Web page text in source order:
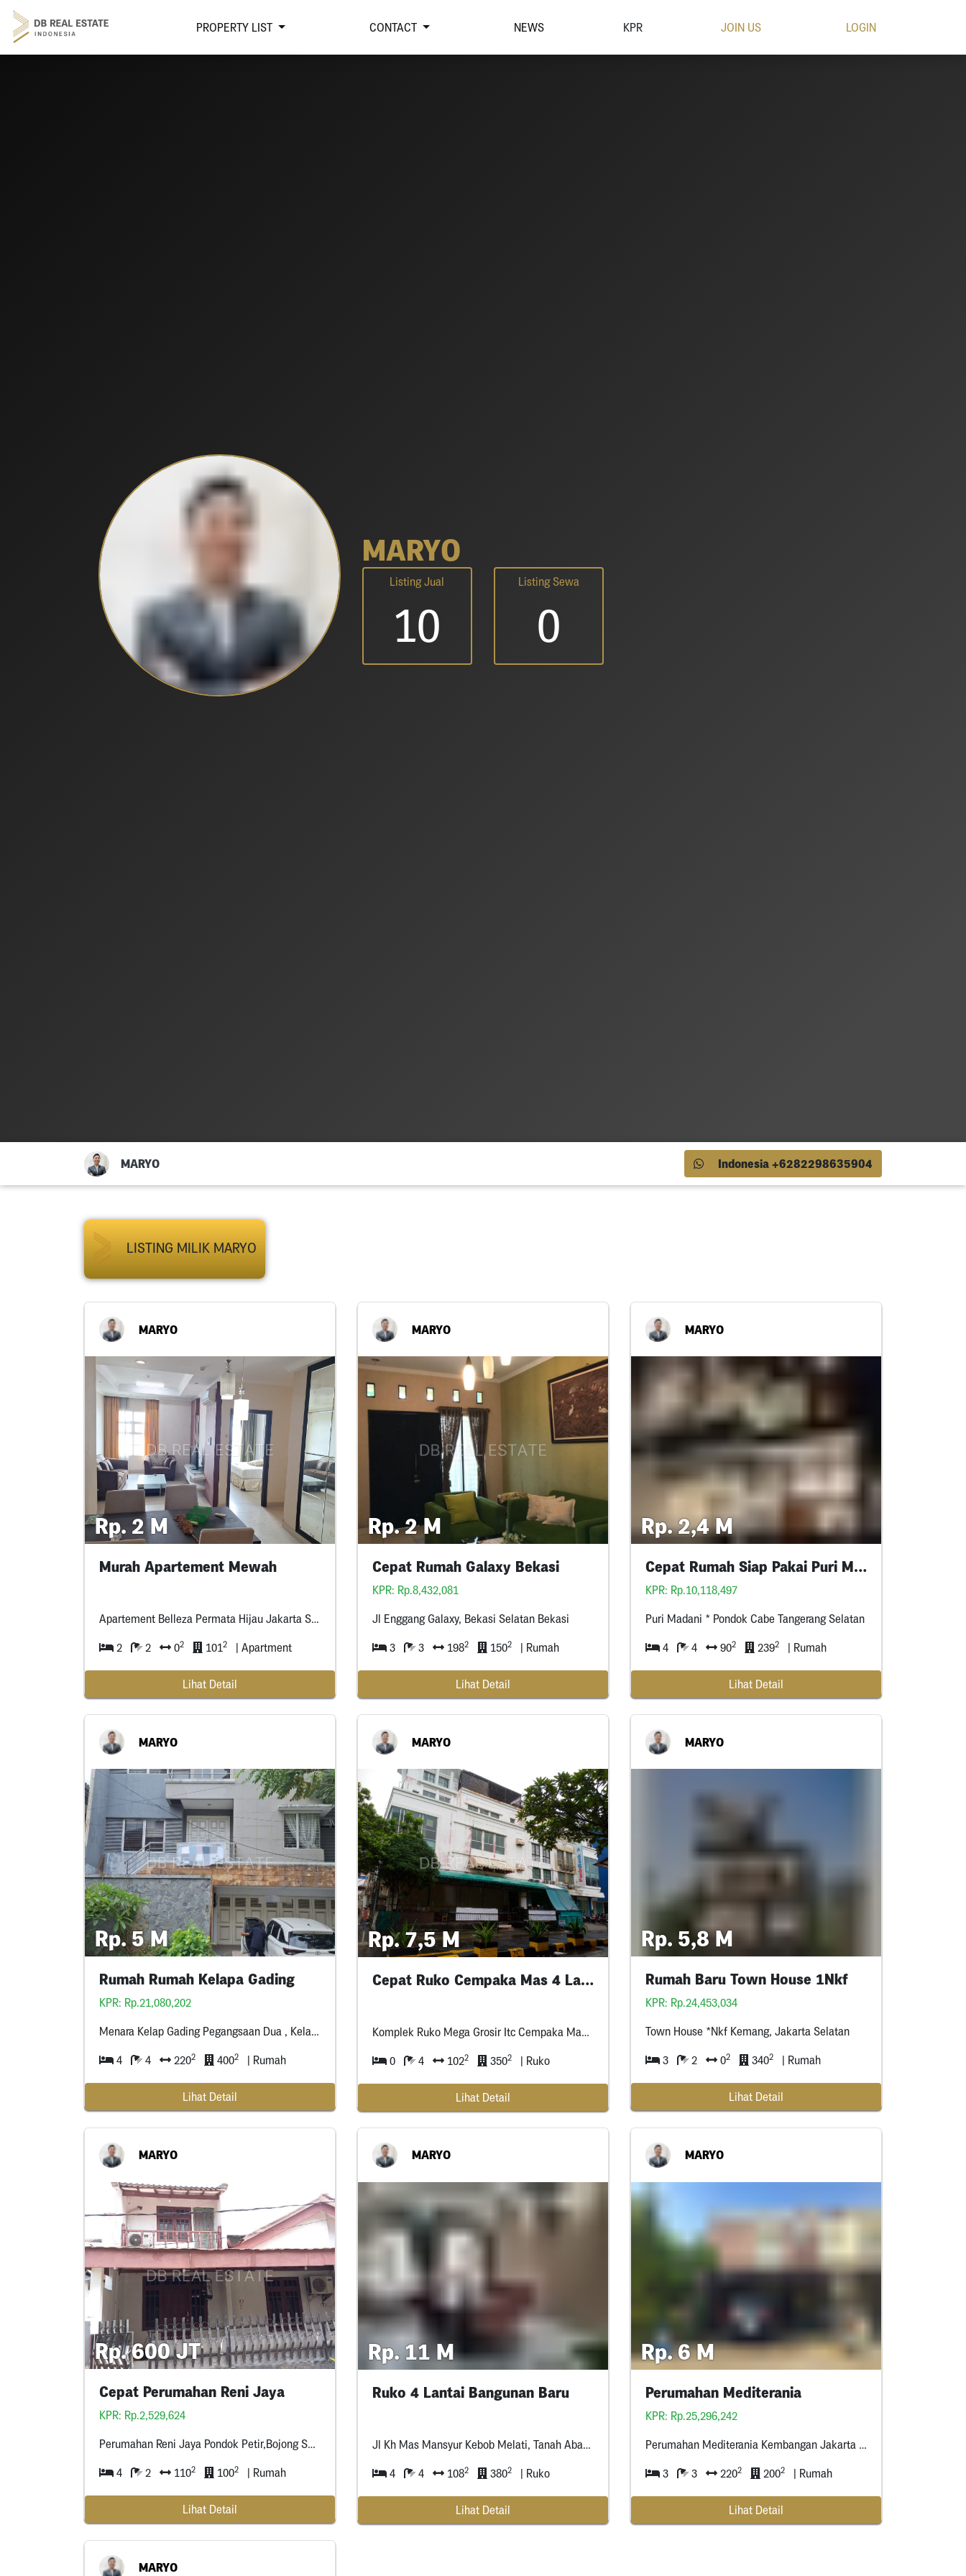
PROPERTY LIST CONTACT NEWS KPR JOIN US LOGIN
MARYO
Listing Jual
10
Listing Sewa
0
MARYO Indonesia +6282298635904
LISTING MILIK MARYO
MARYO
Rp. 2 M
Murah Apartement Mewah
Apartement Belleza Permata Hijau Jakarta Selatan
2 2 02 1012 | Apartment
Lihat Detail
MARYO
Rp. 2 M
Cepat Rumah Galaxy Bekasi
KPR: Rp.8,432,081
Jl Enggang Galaxy, Bekasi Selatan Bekasi
3 3 1982 1502 | Rumah
Lihat Detail
MARYO
Rp. 2,4 M
Cepat Rumah Siap Pakai Puri Madani
KPR: Rp.10,118,497
Puri Madani * Pondok Cabe Tangerang Selatan
4 4 902 2392 | Rumah
Lihat Detail
MARYO
Rp. 5 M
Rumah Rumah Kelapa Gading
KPR: Rp.21,080,202
Menara Kelap Gading Pegangsaan Dua , Kelapa Gading Jakarta Utara
4 4 2202 4002 | Rumah
Lihat Detail
MARYO
Rp. 7,5 M
Cepat Ruko Cempaka Mas 4 Lantai
0 4 1022 3502 | Ruko
Lihat Detail
MARYO
Rp. 5,8 M
Rumah Baru Town House 1Nkf
KPR: Rp.24,453,034
Town House *Nkf Kemang, Jakarta Selatan
3 2 02 3402 | Rumah
Lihat Detail
MARYO
Rp. 600 JT
Cepat Perumahan Reni Jaya
KPR: Rp.2,529,624
Perumahan Reni Jaya Pondok Petir,Bojong Sari Depok
4 2 1102 1002 | Rumah
Lihat Detail
MARYO
Rp. 11 M
Ruko 4 Lantai Bangunan Baru
4 4 1082 3802 | Ruko
Lihat Detail
MARYO
Rp. 6 M
Perumahan Mediterania
KPR: Rp.25,296,242
3 3 2202 2002 | Rumah
Lihat Detail
MARYO